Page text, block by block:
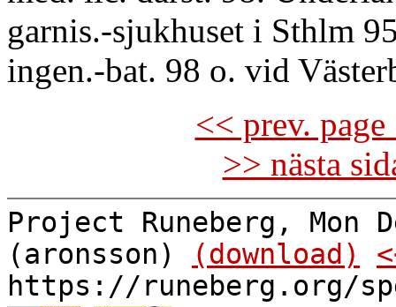
garnis.-sjukhuset i Sthlm
ingen.-bat. 98 o. vid
<< prev.
>> nästa
Project Runeberg, Mon
(aronsson)
(download)
https://runeberg.org/